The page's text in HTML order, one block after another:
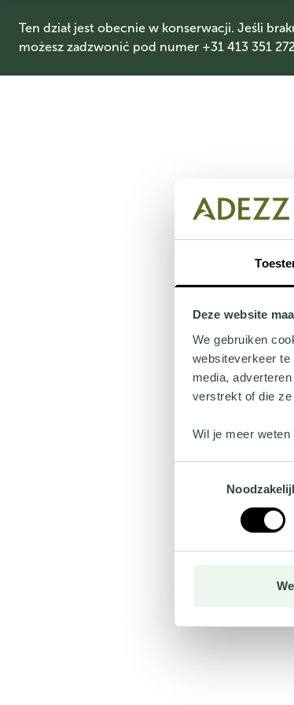
Deze website
We gebruiken
websiteverkeer
media,
verstrekt of die
Wil je meer
Ten dział jest obecnie w konserwacji. Jeśli
możesz zadzwonić pod numer +31 413 351